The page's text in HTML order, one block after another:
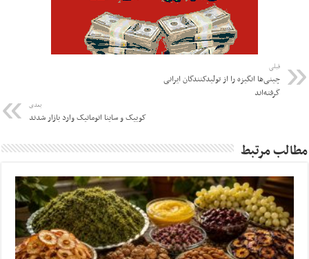
قبلی
چینی‌ها انگیزه را از تولیدکنندگان ایرانی
گرفته‌اند
بعدی
کوییک و ساینا اتوماتیک وارد بازار شدند
مطالب مرتبط